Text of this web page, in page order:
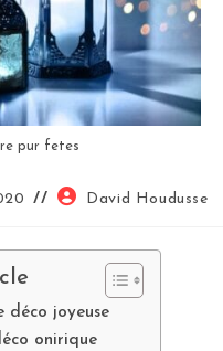
pur fetes
David Houdusse
déco joyeuse
onirique